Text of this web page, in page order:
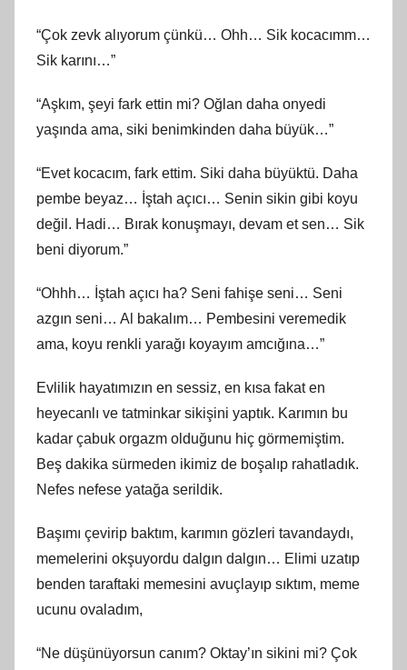
“Çok zevk alıyorum çünkü… Ohh… Sik kocacımm…
Sik karını…”
“Aşkım, şeyi fark ettin mi? Oğlan daha onyedi
yaşında ama, siki benimkinden daha büyük…”
“Evet kocacım, fark ettim. Siki daha büyüktü. Daha
pembe beyaz… İştah açıcı… Senin sikin gibi koyu
değil. Hadi… Bırak konuşmayı, devam et sen… Sik
beni diyorum.”
“Ohhh… İştah açıcı ha? Seni fahişe seni… Seni
azgın seni… Al bakalım… Pembesini veremedik
ama, koyu renkli yarağı koyayım amcığına…”
Evlilik hayatımızın en sessiz, en kısa fakat en
heyecanlı ve tatminkar sikişini yaptık. Karımın bu
kadar çabuk orgazm olduğunu hiç görmemiştim.
Beş dakika sürmeden ikimiz de boşalıp rahatladık.
Nefes nefese yatağa serildik.
Başımı çevirip baktım, karımın gözleri tavandaydı,
memelerini okşuyordu dalgın dalgın… Elimi uzatıp
benden taraftaki memesini avuçlayıp sıktım, meme
ucunu ovaladım,
“Ne düşünüyorsun canım? Oktay’ın sikini mi? Çok